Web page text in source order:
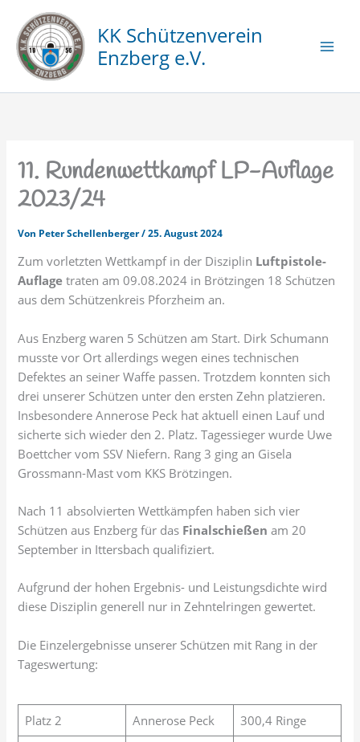
Inhalt
springen
KK Schützenverein
Enzberg e.V.
11. Rundenwettkampf LP-Auflage
2023/24
Von Peter Schellenberger/25. August 2024
Zum vorletzten Wettkampf in der Disziplin Luftpistole-
Auflage traten am 09.08.2024 in Brötzingen 18 Schützen
aus dem Schützenkreis Pforzheim an.
Aus Enzberg waren 5 Schützen am Start. Dirk Schumann
musste vor Ort allerdings wegen eines technischen
Defektes an seiner Waffe passen. Trotzdem konnten sich
drei unserer Schützen unter den ersten Zehn platzieren.
Insbesondere Annerose Peck hat aktuell einen Lauf und
sicherte sich wieder den 2. Platz. Tagessieger wurde Uwe
Boettcher vom SSV Niefern. Rang 3 ging an Gisela
Grossmann-Mast vom KKS Brötzingen.
Nach 11 absolvierten Wettkämpfen haben sich vier
Schützen aus Enzberg für das Finalschießen am 20
September in Ittersbach qualifiziert.
Aufgrund der hohen Ergebnis- und Leistungsdichte wird
diese Disziplin generell nur in Zehntelringen gewertet.
Die Einzelergebnisse unserer Schützen mit Rang in der
Tageswertung:
Platz 2 Annerose Peck 300,4 Ringe